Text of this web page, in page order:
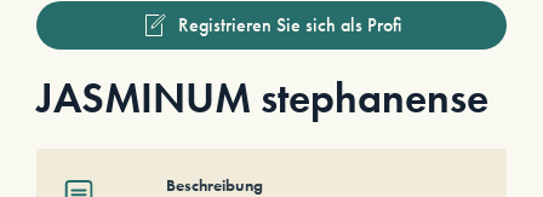
Registrieren Sie sich als Profi
JASMINUM stephanense
Beschreibung